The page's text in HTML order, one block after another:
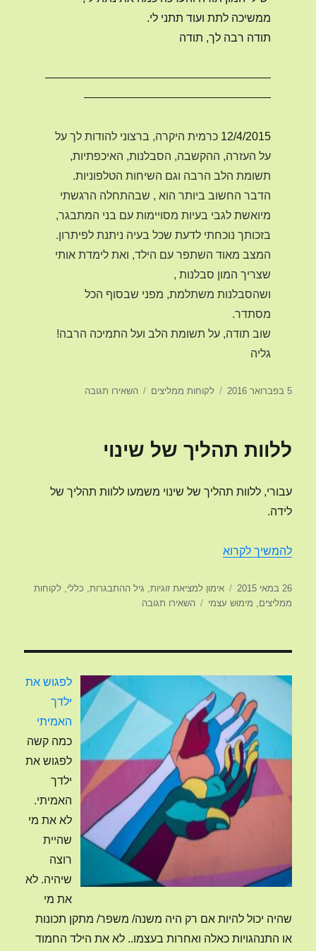
ממשיכה לתת ועוד תתני לי.
תודה רבה לך, תודה
————————————————————
————————————————–
12/4/2015 כרמית היקרה, ברצוני להודות לך על
על העזרה, ההקשבה, הסבלנות, האיכפתיות,
תשומת הלב הרבה וגם השיחות הטלפוניות.
הדבר החשוב ביותר הוא , שבהתחלה הרגשתי
מיואשת לגבי בעיות מסויימות עם בני המתבגר,
בזכותך נוכחתי לדעת שכל בעיה ניתנת לפיתרון.
המצב מאוד השתפר עם הילד, ואת לימדת אותי
שצריך המון סבלנות ,
ושהסבלנות משתלמת, מפני שבסוף הכל
מסתדר.
שוב תודה, על תשומת הלב ועל התמיכה הרבה!
גליה
פורסם
5 בפברואר 2016 קטגוריות
לקוחות ממליצים השאירו תגובה
ללוות תהליך של שינוי
עבורי, ללוות תהליך של שינוי משמעו ללוות תהליך של
לידה.
להמשיך לקרוא
פורסם
בתאריך
26 במאי 2015 קטגוריות
אימון למציאת זוגיות גיל ההתבגרות כללי ,לקוחות
ממליצים
מימוש עצמי השאירו תגובה
לפגוש את
ילדך
האמיתי
כמה קשה
לפגוש את
ילדך
האמיתי.
לא את מי
שהיית
רוצה
שיהיה. לא
את מי
שהיה יכול להיות אם רק היה משנה/ משפר/ מתקן תכונות
או התנהגויות כאלה ואחרות בעצמו.. לא את הילד החמוד